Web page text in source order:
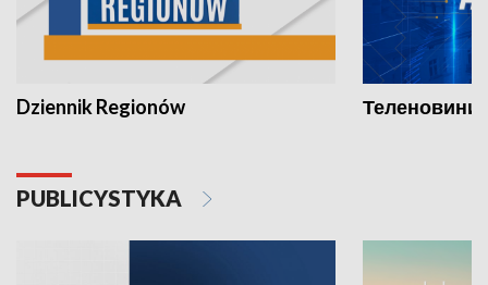
Dziennik Regionów Теленовини
PUBLICYSTYKA